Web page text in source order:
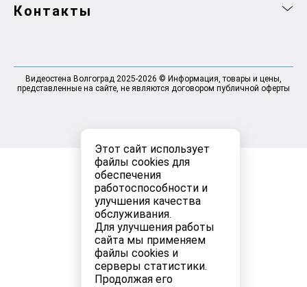
Этот сайт использует
файлы cookies для
обеспечения
работоспособности и
улучшения качества
обслуживания.
Для улучшения работы
сайта мы применяем
файлы cookies и
серверы статистики.
Продолжая его
Контакты
Видеостена Волгоград 2025-2026 © Информация, товары и цены,
представленные на сайте, не являются договором публичной оферты